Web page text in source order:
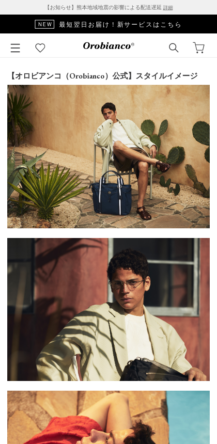
【お知らせ】熊本地域地震の影響による配送遅延 詳細
□■SALE対象アイテムはこちら■□
【オロビアンコ（Orobianco）公式】スタイルイメージ